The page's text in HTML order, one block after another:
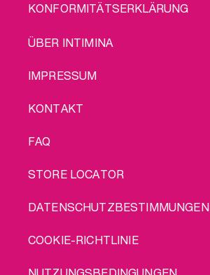
KONFORMITÄTSERKLÄRUNG
LEGAL
ÜBER INTIMINA
IMPRESSUM
KONTAKT
FAQ
STORE LOCATOR
DATENSCHUTZBESTIMMUNGEN
COOKIE-RICHTLINIE
NUTZUNGSBEDINGUNGEN